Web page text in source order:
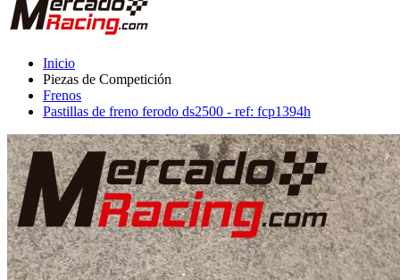
Piezas de Competición
Frenos
Pastillas de freno ferodo ds2500 - ref: fcp1394h